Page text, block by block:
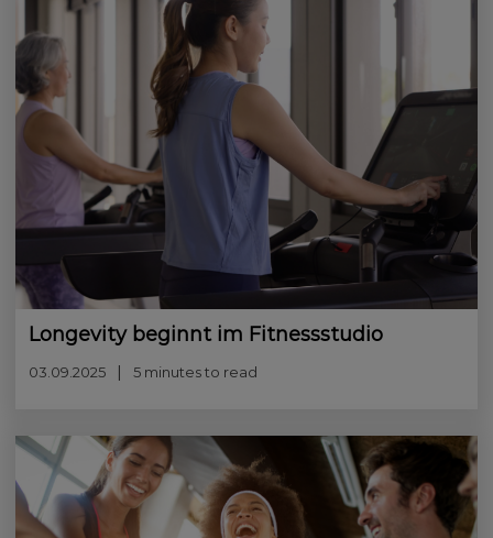
Longevity beginnt im Fitnessstudio
03.09.2025 5 minutes to read